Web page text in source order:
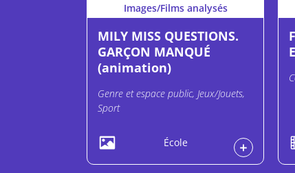
Images/Films analysés
MILY MISS QUESTIONS.
GARÇON MANQUÉ
(animation)
Genre et espace public, Jeux/Jouets,
Sport
École